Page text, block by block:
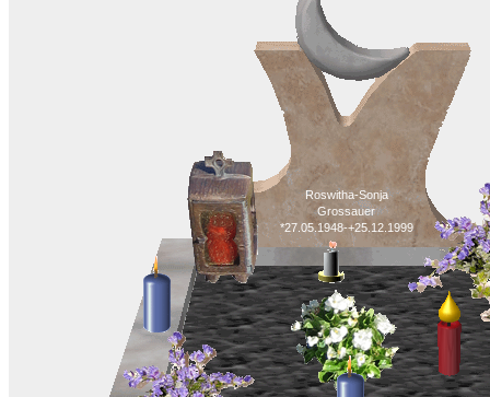
Roswitha-Sonja
Grossauer
*27.05.1948-+25.12.1999